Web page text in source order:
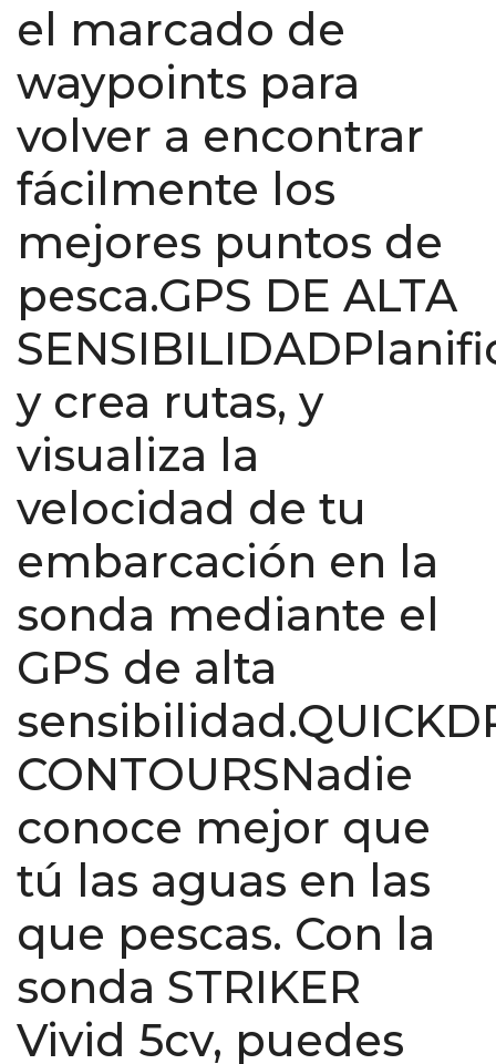
el marcado de
waypoints para
volver a encontrar
fácilmente los
mejores puntos de
pesca.GPS DE ALTA
y crea rutas, y
visualiza la
velocidad de tu
embarcación en la
sonda mediante el
GPS de alta
CONTOURSNadie
conoce mejor que
tú las aguas en las
que pescas. Con la
sonda STRIKER
Vivid 5cv, puedes